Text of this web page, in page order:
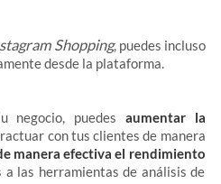
Shopping, puedes incluso
desde la plataforma.
negocio, puedes aumentar la
con tus clientes de manera
manera efectiva el rendimiento
a las herramientas de análisis de